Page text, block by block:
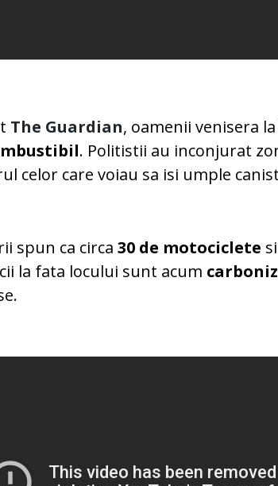
The Guardian, oamenii venisera
. Politistii au inconjurat
celor care voiau sa isi umple
spun ca circa30 de motociclete
la fata locului sunt acum